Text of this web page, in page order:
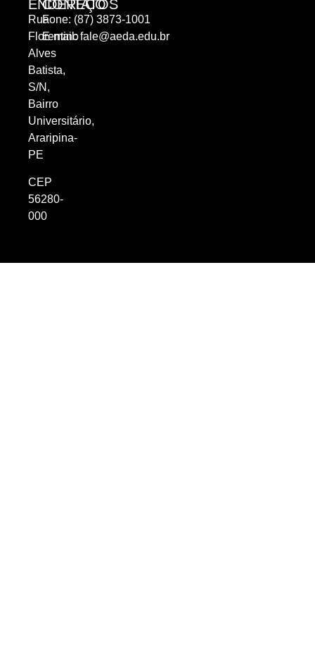
ENDEREÇO
Rua
Florentino
Alves
Batista,
S/N,
Bairro
Universitário,
Araripina-
PE
CEP
56280-
000
CONTATOS
Fone: (87) 3873-1001
E-mail:fale@aeda.edu.br